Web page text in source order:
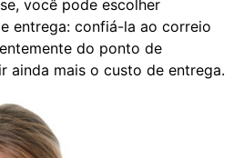
você pode escolher
entrega: confiá-la ao correio
do ponto de
ainda mais o custo de entrega.